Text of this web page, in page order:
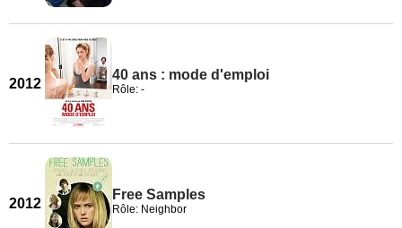
2012
40 ans : mode d'emploi
Rôle: -
2012
Free Samples
Rôle: Neighbor